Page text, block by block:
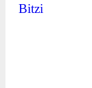
Bitzi